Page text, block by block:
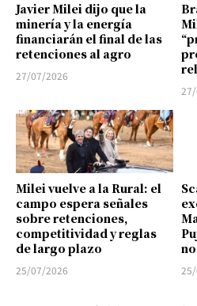
Javier Milei dijo que la
minería y la energía
financiarán el final de las
retenciones al agro
27/07/2026
Milei vuelve a la Rural: el
campo espera señales
sobre retenciones,
competitividad y reglas
de largo plazo
25/07/2026